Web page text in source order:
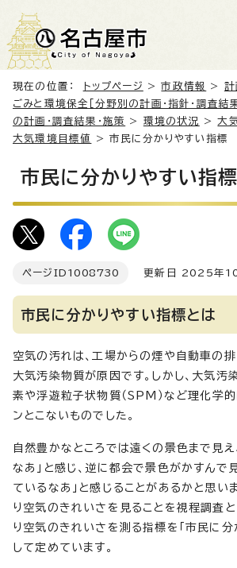
現在の位置： トップページ >市政情報 > 計
ごみと環境保全［分野別の計画・指針・調査結果
の計画・調査結果・施策
> 環境の状況 >大
大気環境目標値
> 市民に分かりやすい指標
市民に分かりやすい指標
ページID 1008730 更新日 2025年10
市民に分かりやすい指標とは
空気の汚れは、工場からの煙や自動車の
大気汚染物質が原因です。しかし、大気汚
素や浮遊粒子状物質（SPM）など理化学的
ンとこないものでした。
自然豊かなところでは遠くの景色まで見え
なあ」と感じ、逆に都会で景色がかすんで
ているなあ」と感じることがあるかと思い
り空気のきれいさを見ることを視程調査
り空気のきれいさを測る指標を「市民に分
して定めています。